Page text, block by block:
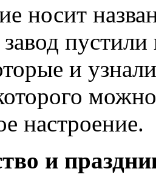
носит
и
можно
настроение.
и